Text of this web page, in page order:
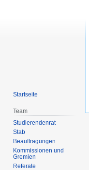
Startseite
Team
Studierendenrat
Stab
Beauftragungen
Kommissionen und
Gremien
Referate